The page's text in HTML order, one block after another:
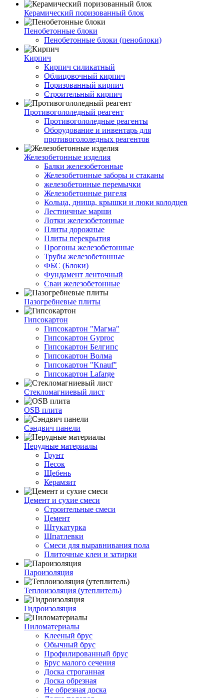
Керамический поризованный блок
Пенобетонные блоки
Пенобетонные блоки (пеноблоки)
Кирпич
Кирпич силикатный
Облицовочный кирпич
Поризованный кирпич
Строительный кирпич
Противогололедный реагент
Противогололедные реагенты
Оборудование и инвентарь для
противогололедных реагентов
Железобетонные изделия
Балки железобетонные
Железобетонные заборы и стаканы
железобетонные перемычки
Железобетонные ригеля
Кольца, днища, крышки и люки колодцев
Лестничные марши
Лотки железобетонные
Плиты дорожные
Плиты перекрытия
Прогоны железобетонные
Трубы железобетонные
ФБС (Блоки)
Фундамент ленточный
Сваи железобетонные
Пазогребневые плиты
Гипсокартон
Гипсокартон "Магма"
Гипсокартон Gyproc
Гипсокартон Белгипс
Гипсокартон Волма
Гипсокартон "Knauf"
Гипсокартон Lafarge
Стекломагниевый лист
OSB плита
Сэндвич панели
Нерудные материалы
Грунт
Песок
Щебень
Керамзит
Цемент и сухие смеси
Строительные смеси
Цемент
Штукатурка
Шпатлевки
Смеси для выравнивания пола
Плиточные клеи и затирки
Пароизоляция
Теплоизоляция (утеплитель)
Гидроизоляция
Пиломатериалы
Клееный брус
Обычный брус
Профилированный брус
Брус малого сечения
Доска строганная
Доска обрезная
Не обрезная доска